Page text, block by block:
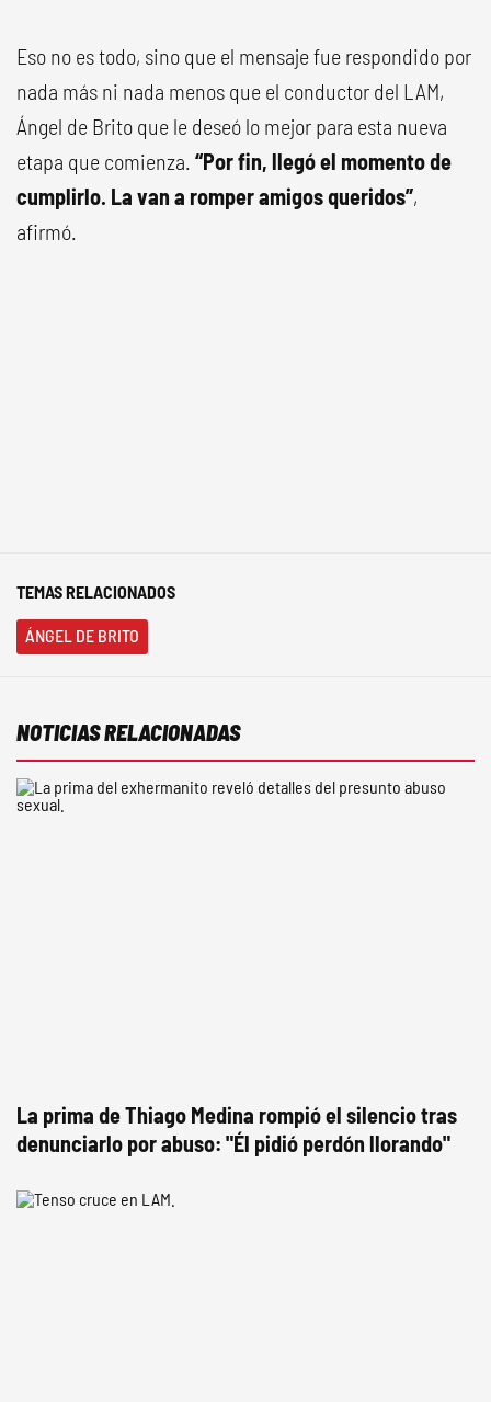
Eso no es todo, sino que el mensaje fue respondido por
nada más ni nada menos que el conductor del LAM,
Ángel de Brito que le deseó lo mejor para esta nueva
etapa que comienza. “Por fin, llegó el momento de
cumplirlo. La van a romper amigos queridos”,
afirmó.
TEMAS RELACIONADOS
ÁNGEL DE BRITO
NOTICIAS RELACIONADAS
La prima de Thiago Medina rompió el silencio tras
denunciarlo por abuso: "Él pidió perdón llorando"